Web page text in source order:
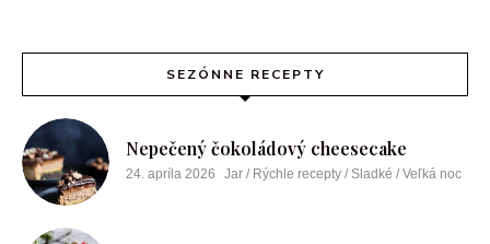
SEZÓNNE RECEPTY
Nepečený čokoládový cheesecake
24. apríla 2026 Jar / Rýchle recepty / Sladké / Veľká noc